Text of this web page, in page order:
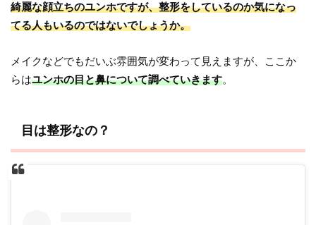
綺麗な顔立ちのユンホですが、整形をしているのか気になっ
てる人もいるのではないでしょうか。
メイクなどでもだいぶ雰囲気が変わって見えますが、ここか
らはユンホの目と鼻について調べていきます。
目は整形なの？